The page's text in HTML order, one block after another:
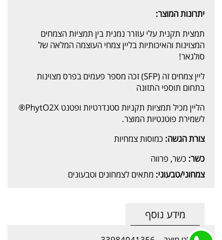
יתרונות המוצר:
תמצית תקנית עלי עוזרר נמנית בין תמציות הצמחים
המצוינות והאיכותיות בליין צמחי העוצמה המלאה של
סולגאר!
ליין צמחים זה (SFP) זכה מספר פעמים בפרס מצוינות
בתחום תוספי התזונה
הליין מכיל תמציות תקניות סטנדרטיות ופטנט PhytO2X®
לשמירת פוטנטיות המוצר.
צורת הגשה: כמוסות צמחיות
כשר: כשר, פרווה
צמחוני/טבעוני: מתאים לצמחונים וטבעונים
מידע נוסף